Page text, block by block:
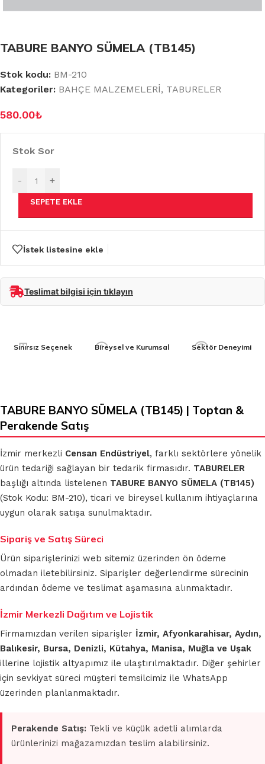
TABURE BANYO SÜMELA (TB145)
Stok kodu: BM-210
Kategoriler: BAHÇE MALZEMELERİ, TABURELER
580.00₺
Stok Sor
- +
SEPETE EKLE
İstek listesine ekle
Teslimat bilgisi için tıklayın
Sınırsız Seçenek Bireysel ve Kurumsal Sektör Deneyimi
TABURE BANYO SÜMELA (TB145) | Toptan &
Perakende Satış
İzmir merkezli Censan Endüstriyel, farklı sektörlere yönelik
ürün tedariği sağlayan bir tedarik firmasıdır. TABURELER
başlığı altında listelenen TABURE BANYO SÜMELA (TB145)
(Stok Kodu: BM-210), ticari ve bireysel kullanım ihtiyaçlarına
uygun olarak satışa sunulmaktadır.
Sipariş ve Satış Süreci
Ürün siparişlerinizi web sitemiz üzerinden ön ödeme
olmadan iletebilirsiniz. Siparişler değerlendirme sürecinin
ardından ödeme ve teslimat aşamasına alınmaktadır.
İzmir Merkezli Dağıtım ve Lojistik
Firmamızdan verilen siparişler İzmir, Afyonkarahisar, Aydın,
Balıkesir, Bursa, Denizli, Kütahya, Manisa, Muğla ve Uşak
illerine lojistik altyapımız ile ulaştırılmaktadır. Diğer şehirler
için sevkiyat süreci müşteri temsilcimiz ile WhatsApp
üzerinden planlanmaktadır.
Perakende Satış: Tekli ve küçük adetli alımlarda
ürünlerinizi mağazamızdan teslim alabilirsiniz.